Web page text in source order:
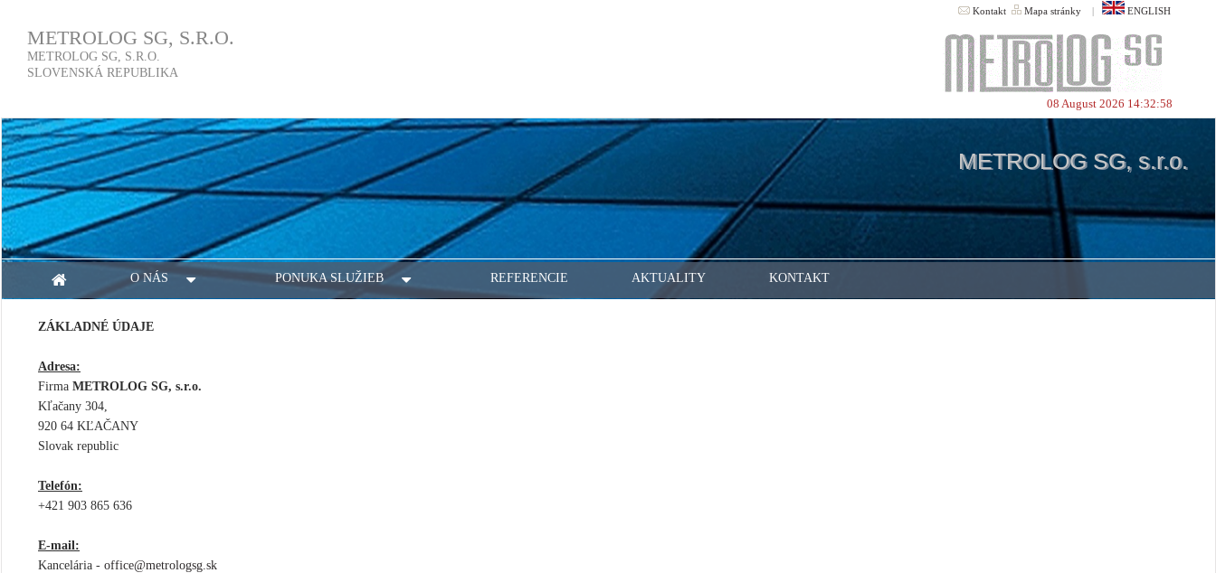
METROLOG SG, S.R.O.
METROLOG SG, S.R.O.
SLOVENSKÁ REPUBLIKA
Kontakt Mapa stránky | ENGLISH
08 August 2026 14:32:58
METROLOG SG, s.r.o.
O NÁS PONUKA SLUŽIEB REFERENCIE AKTUALITY KONTAKT
ZÁKLADNÉ ÚDAJE
Adresa:
Firma METROLOG SG, s.r.o.
Kľačany 304,
920 64 KĽAČANY
Slovak republic
Telefón:
+421 903 865 636
E-mail:
Kancelária - office@metrologsg.sk